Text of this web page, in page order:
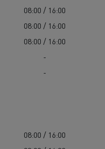
08:00 / 16:00
08:00 / 16:00
08:00 / 16:00
-
-
08:00 / 16:00